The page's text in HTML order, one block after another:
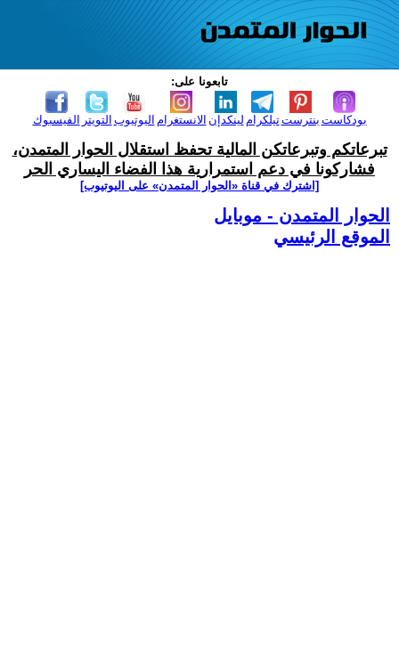
تابعونا على:
الفيسبوك التويتر اليوتيوب الانستغرام لينكدإن تيلكرامبنترست بودكاست
تبرعاتكم وتبرعاتكن المالية تحفظ استقلال الحوار المتمدن،
فشاركونا في دعم استمرارية هذا الفضاء اليساري الحر
[اشترك في قناة ‫«الحوار المتمدن» على اليوتيوب]
الحوار المتمدن - موبايل
الموقع الرئيسي